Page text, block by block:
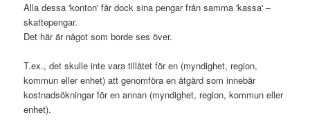
Alla dessa 'konton' får dock sina pengar från samma 'kassa' –
skattepengar.
Det här är något som borde ses över.
T.ex., det skulle inte vara tillåtet för en (myndighet, region,
kommun eller enhet) att genomföra en åtgärd som innebär
kostnadsökningar för en annan (myndighet, region, kommun eller
enhet).